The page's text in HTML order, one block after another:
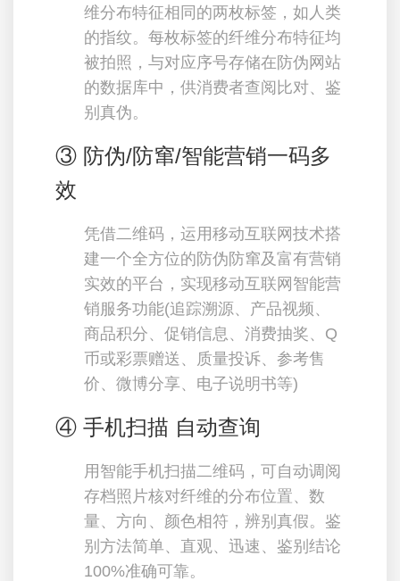
维分布特征相同的两枚标签，如人类
的指纹。每枚标签的纤维分布特征均
被拍照，与对应序号存储在防伪网站
的数据库中，供消费者查阅比对、鉴
别真伪。
③ 防伪/防窜/智能营销一码多
效
凭借二维码，运用移动互联网技术搭
建一个全方位的防伪防窜及富有营销
实效的平台，实现移动互联网智能营
销服务功能(追踪溯源、产品视频、
商品积分、促销信息、消费抽奖、Q
币或彩票赠送、质量投诉、参考售
价、微博分享、电子说明书等)
④ 手机扫描 自动查询
用智能手机扫描二维码，可自动调阅
存档照片核对纤维的分布位置、数
量、方向、颜色相符，辨别真假。鉴
别方法简单、直观、迅速、鉴别结论
100%准确可靠。